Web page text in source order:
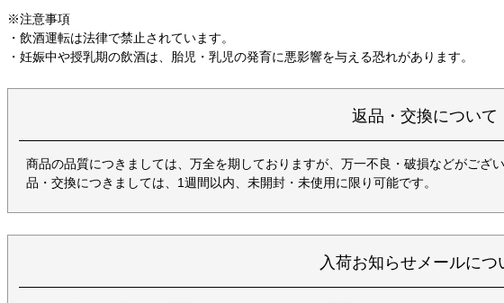
※注意事項
・飲酒運転は法律で禁止されています。
・妊娠中や授乳期の飲酒は、胎児・乳児の発育に悪影響を与える恐れがあります。
返品・交換について
商品の品質につきましては、万全を期しておりますが、万一不良・破損などがござ
品・交換につきましては、1週間以内、未開封・未使用に限り可能です。
入荷お知らせメールにつ